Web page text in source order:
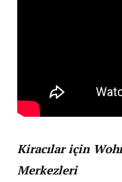
Kiracılar için
Merkezleri